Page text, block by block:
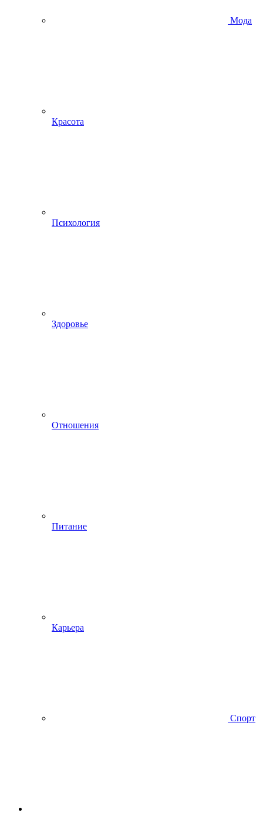
Мода
Красота
Психология
Здоровье
Отношения
Питание
Карьера
Спорт